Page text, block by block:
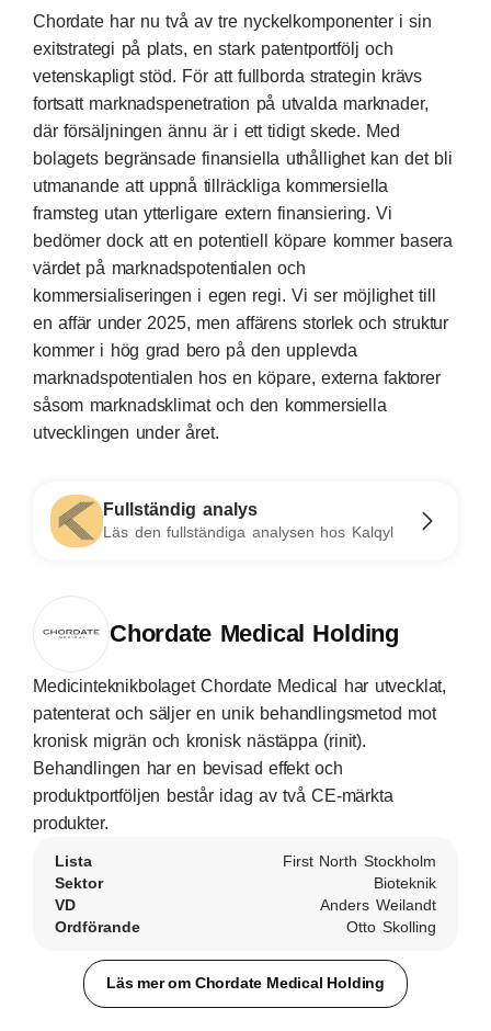
Chordate har nu två av tre nyckelkomponenter i sin
exitstrategi på plats, en stark patentportfölj och
vetenskapligt stöd. För att fullborda strategin krävs
fortsatt marknadspenetration på utvalda marknader,
där försäljningen ännu är i ett tidigt skede. Med
bolagets begränsade finansiella uthållighet kan det bli
utmanande att uppnå tillräckliga kommersiella
framsteg utan ytterligare extern finansiering. Vi
bedömer dock att en potentiell köpare kommer basera
värdet på marknadspotentialen och
kommersialiseringen i egen regi. Vi ser möjlighet till
en affär under 2025, men affärens storlek och struktur
kommer i hög grad bero på den upplevda
marknadspotentialen hos en köpare, externa faktorer
såsom marknadsklimat och den kommersiella
utvecklingen under året.
Fullständig analys
Läs den fullständiga analysen hos Kalqyl
Chordate Medical Holding
Medicinteknikbolaget Chordate Medical har utvecklat,
patenterat och säljer en unik behandlingsmetod mot
kronisk migrän och kronisk nästäppa (rinit).
Behandlingen har en bevisad effekt och
produktportföljen består idag av två CE-märkta
produkter.
Lista
First North Stockholm
Sektor
Bioteknik
VD
Anders Weilandt
Ordförande
Otto Skolling
Läs mer om Chordate Medical Holding